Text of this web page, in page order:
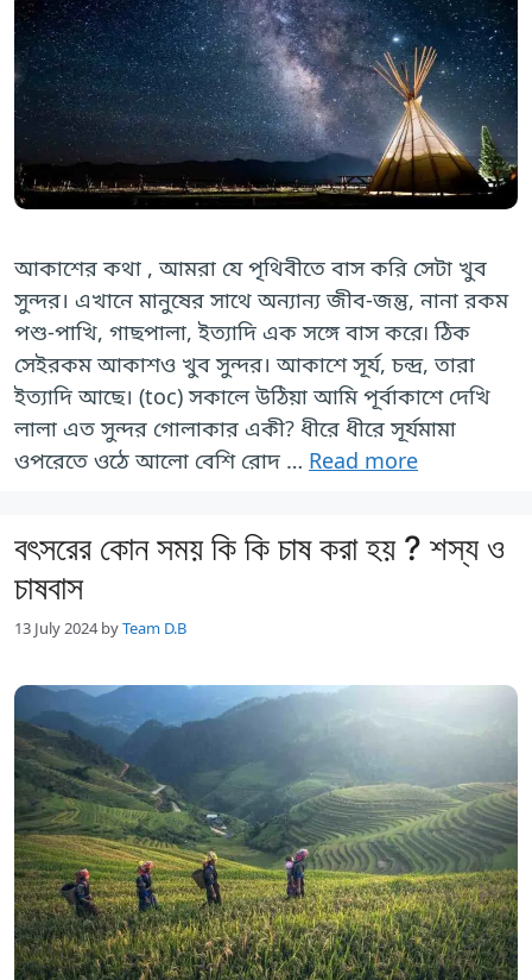
আকাশের কথা , আমরা যে পৃথিবীতে বাস করি সেটা খুব
সুন্দর। এখানে মানুষের সাথে অন্যান্য জীব-জন্তু, নানা রকম
পশু-পাখি, গাছপালা, ইত্যাদি এক সঙ্গে বাস করে৷ ঠিক
সেইরকম আকাশও খুব সুন্দর। আকাশে সূর্য, চন্দ্র, তারা
ইত্যাদি আছে। (toc) সকালে উঠিয়া আমি পূর্বাকাশে দেখি
লালা এত সুন্দর গোলাকার একী? ধীরে ধীরে সূর্যমামা
ওপরেতে ওঠে আলো বেশি রোদ … Read more
বৎসরের কোন সময় কি কি চাষ করা হয় ? শস্য ও
চাষবাস
13 July 2024 byTeam D.B